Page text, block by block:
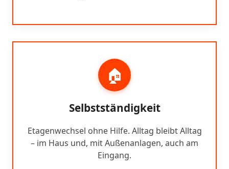
🏠
Selbstständigkeit
Etagenwechsel ohne Hilfe. Alltag bleibt Alltag
– im Haus und, mit Außenanlagen, auch am
Eingang.